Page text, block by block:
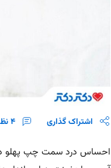
اشتراک گذاری 4
احساس درد سمت چپ پهلو در